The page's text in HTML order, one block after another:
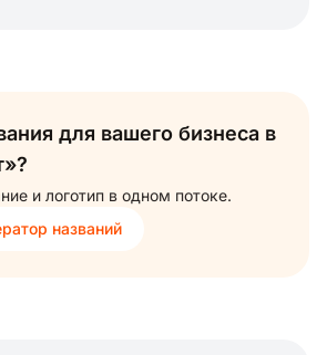
для вашего бизнеса в
и логотип в одном потоке.
названий